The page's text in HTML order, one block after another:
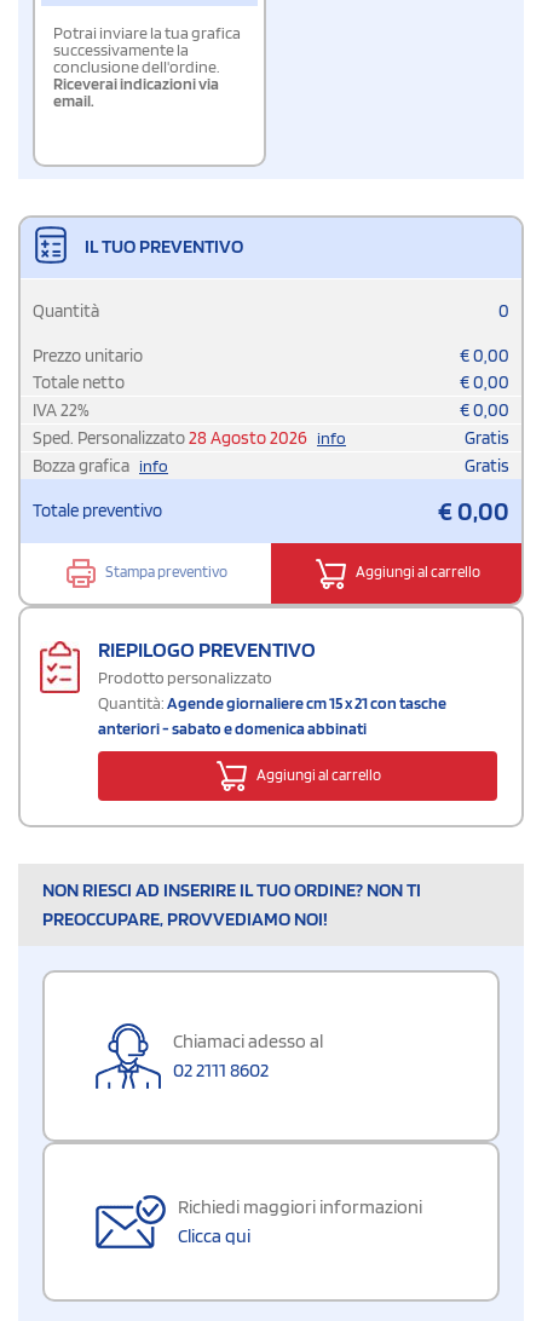
Potrai inviare la tua grafica
successivamente la
conclusione dell'ordine.
Riceverai indicazioni via
email.
IL TUO PREVENTIVO
Quantità 0
Prezzo unitario €0,00
Totale netto
€0,00
IVA22% €0,00
Sped. Personalizzato28 Agosto 2026 info
Gratis
Bozza grafica info Gratis
Totale preventivo €0,00
Stampa preventivo Aggiungi al carrello
RIEPILOGO PREVENTIVO
Prodotto personalizzato
Quantità:Agende giornaliere cm 15 x 21 con tasche
anteriori - sabato e domenica abbinati
Aggiungi al carrello
NON RIESCI AD INSERIRE IL TUO ORDINE? NON TI
PREOCCUPARE, PROVVEDIAMO NOI!
Chiamaci adesso al
02 2111 8602
Richiedi maggiori informazioni
Clicca qui